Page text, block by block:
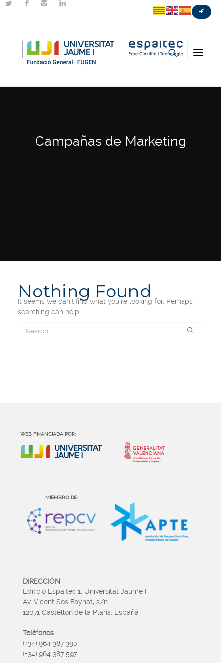
Campañas de Marketing
Nothing Found
It seems we can’t find what you’re looking for. Perhaps
searching can help.
WEB FINANCIADA POR:
MIEMBRO DE:
DIRECCIÓN
Edificio Espaitec 1, Universitat Jaume I
Av. Vicent Sos Baynat, s/n
12071 Castellón de la Plana, España
Teléfonos
(+34) 964 387 390
(+34) 964 387 597